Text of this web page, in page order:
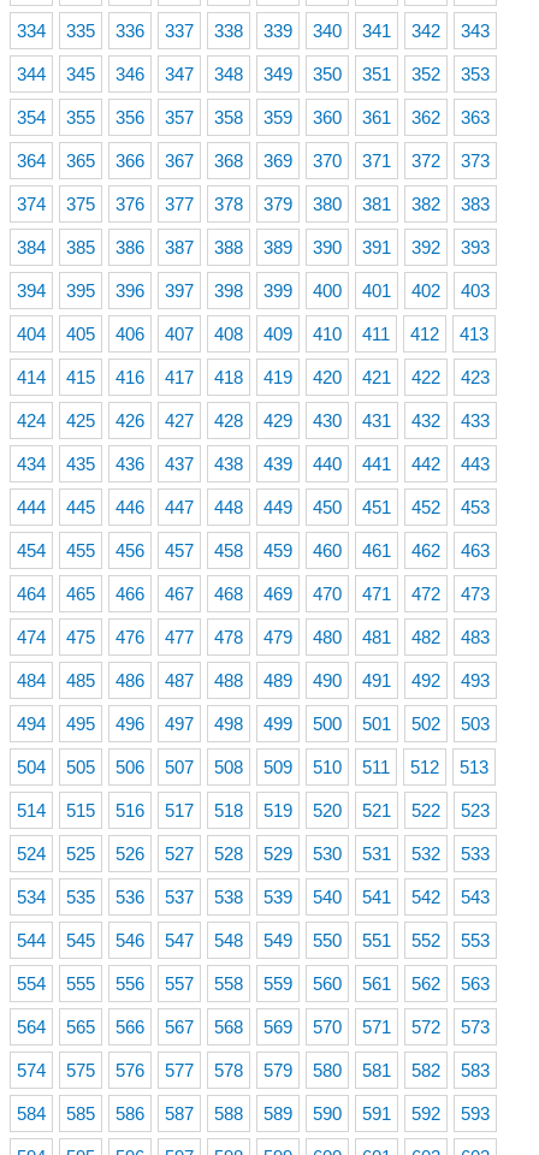
334 335 336 337 338 339 340 341 342 343
344 345 346 347 348 349 350 351 352 353
354 355 356 357 358 359 360 361 362 363
364 365 366 367 368 369 370 371 372 373
374 375 376 377 378 379 380 381 382 383
384 385 386 387 388 389 390 391 392 393
394 395 396 397 398 399 400 401 402 403
404 405 406 407 408 409 410 411 412 413
414 415 416 417 418 419 420 421 422 423
424 425 426 427 428 429 430 431 432 433
434 435 436 437 438 439 440 441 442 443
444 445 446 447 448 449 450 451 452 453
454 455 456 457 458 459 460 461 462 463
464 465 466 467 468 469 470 471 472 473
474 475 476 477 478 479 480 481 482 483
484 485 486 487 488 489 490 491 492 493
494 495 496 497 498 499 500 501 502 503
504 505 506 507 508 509 510 511 512 513
514 515 516 517 518 519 520 521 522 523
524 525 526 527 528 529 530 531 532 533
534 535 536 537 538 539 540 541 542 543
544 545 546 547 548 549 550 551 552 553
554 555 556 557 558 559 560 561 562 563
564 565 566 567 568 569 570 571 572 573
574 575 576 577 578 579 580 581 582 583
584 585 586 587 588 589 590 591 592 593